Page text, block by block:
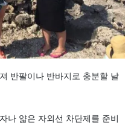
반팔이나 반바지로 충분할 날
나 얇은 자외선 차단제를 준비